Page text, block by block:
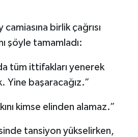
birlik çağrısı
şöyle tamamladı:
tüm ittifakları yenerek
Yine başaracağız.”
kimse elinden alamaz.”
tansiyon yükselirken,